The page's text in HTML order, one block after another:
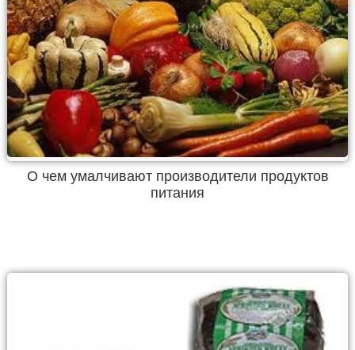
О чем умалчивают производители продуктов
питания